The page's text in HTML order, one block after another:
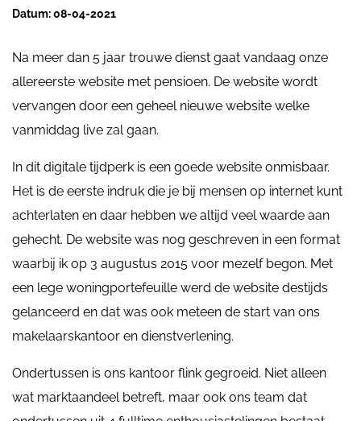
Datum:08-04-2021
Na meer dan 5 jaar trouwe dienst gaat vandaag onze
allereerste website met pensioen. De website wordt
vervangen door een geheel nieuwe website welke
vanmiddag live zal gaan.
In dit digitale tijdperk is een goede website onmisbaar.
Het is de eerste indruk die je bij mensen op internet kunt
achterlaten en daar hebben we altijd veel waarde aan
gehecht. De website was nog geschreven in een format
waarbij ik op 3 augustus 2015 voor mezelf begon. Met
een lege woningportefeuille werd de website destijds
gelanceerd en dat was ook meteen de start van ons
makelaarskantoor en dienstverlening.
Ondertussen is ons kantoor flink gegroeid. Niet alleen
wat marktaandeel betreft, maar ook ons team dat